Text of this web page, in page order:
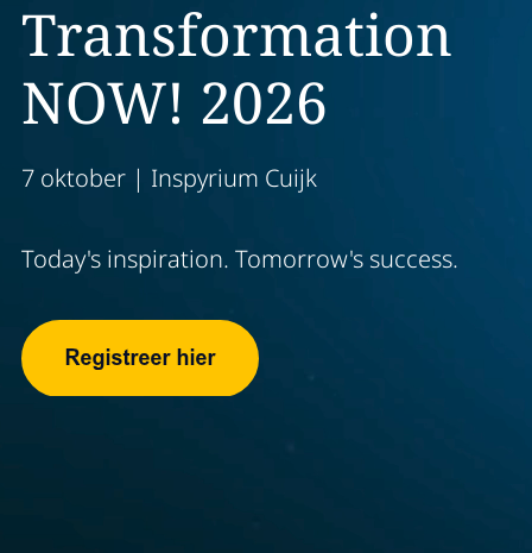
Transformation
NOW! 2026
7 oktober | Inspyrium Cuijk
Today's inspiration. Tomorrow's success.